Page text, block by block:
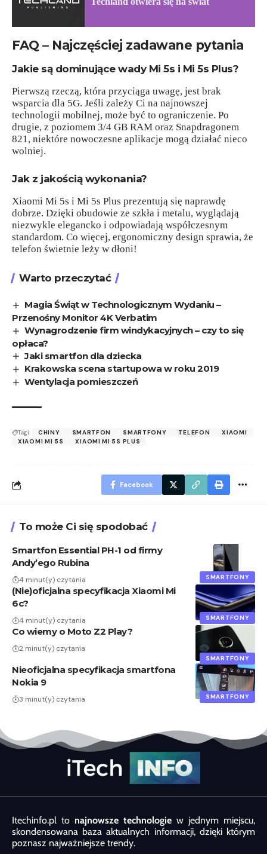
FAQ – Najczęściej zadawane pytania
Jakie są dominujące wady Mi 5s i Mi 5s Plus?
Pierwszą rzeczą, która przyciąga uwagę, jest brak
wsparcia dla 5G. Jeśli zależy Ci na najnowszej
technologii mobilnej, może być to ograniczenie. Po
drugie, z poziomem 3/4 GB RAM oraz Snapdragonem
821, niektóre nowoczesne aplikacje mogą działać nieco
wolniej.
Jak z jakością wykonania?
Xiaomi Mi 5s i Mi 5s Plus prezentują się naprawdę
dobrze. Dzięki obudowie ze szkła i metalu, wyglądają
niezwykle elegancko i odpowiadają współczesnym
standardom. Co więcej, ergonomiczny design sprawia, że
telefon świetnie leży w dłoni!
Warto przeczytać
Magia Świąt w Technologicznym Wydaniu –
Przenośny Monitor 4K Verbatim
Wynagrodzenie firm windykacyjnych – czy to się
opłaca?
Jaki smartfon dla dziecka
Krakowska scena startupowa w roku 2019
Wentylacja pomieszczeń
Tagi: CHINY SMARTFON SMARTFONY TELEFON
XIAOMI
XIAOMI MI 5S
XIAOMI MI 5S PLUS
Facebook
To może Ci się spodobać
SMARTFONY
Smartfon Essential PH-1 od firmy
Andy’ego Rubina
4 minut(y) czytania
SMARTFONY
(Nie)oficjalna specyfikacja Xiaomi Mi
6c?
4 minut(y) czytania
SMARTFONY
Co wiemy o Moto Z2 Play?
2 minut(y) czytania
SMARTFONY
Nieoficjalna specyfikacja smartfona
Nokia 9
3 minut(y) czytania
Itechinfo.pl to najnowsze technologie w jednym miejscu,
skondensowana baza aktualnych informacji, dzięki którym
poznasz najważniejsze trendy.